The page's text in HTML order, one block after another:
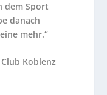
dem Sport
danach
mehr.“
Koblenz